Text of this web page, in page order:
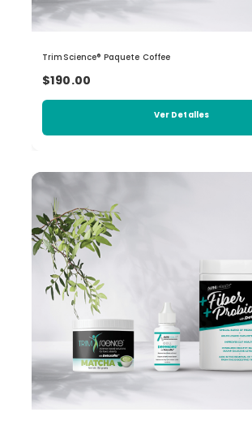
TrimScience® Paquete Coffee
$190.00
Ver Detalles